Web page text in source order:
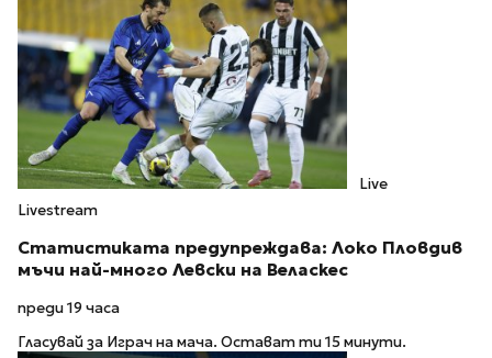
Live
Livestream
Статистиката предупреждава: Локо Пловдив
мъчи най-много Левски на Веласкес
преди 19 часа
Гласувай за Играч на мача. Остават ти 15 минути.